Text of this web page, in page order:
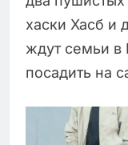
хаски Хасб
ждут семьи в
посадить на